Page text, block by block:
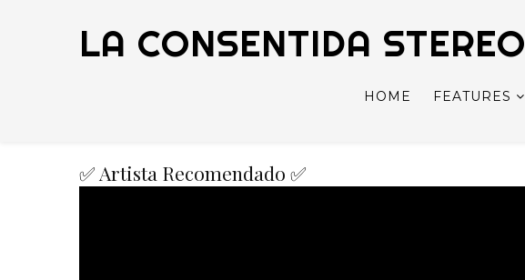
LA CONSENTIDA STEREO
HOME FEATURES
✅ Artista Recomendado ✅